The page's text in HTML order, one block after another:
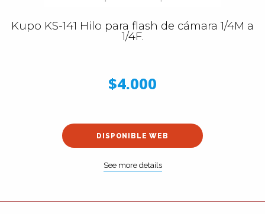
Kupo KS-141 Hilo para flash de cámara 1/4M a
1/4F.
$4.000
DISPONIBLE WEB
See more details